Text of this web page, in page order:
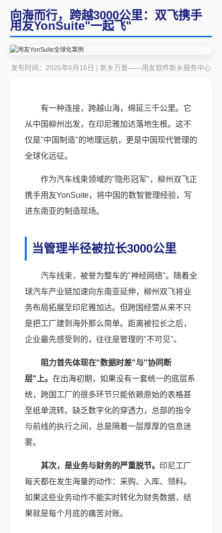
向海而行，跨越3000公里：双飞携手
用友YonSuite"一起飞"
发布时间：2026年6月16日 | 新乡万景——用友软件新乡服务中心
有一种连接，跨越山海，绵延三千公里。它
从中国柳州出发，在印尼雅加达落地生根。这不
仅是"中国制造"的地理远航，更是中国现代管理的
全球化远征。
作为汽车线束领域的"隐形冠军"，柳州双飞正
携手用友YonSuite，将中国的数智管理经验，写
进东南亚的制造现场。
当管理半径被拉长3000公里
汽车线束，被誉为整车的"神经网络"。随着全
球汽车产业链加速向东南亚延伸，柳州双飞将业
务布局拓展至印尼雅加达。但跨国经营从来不只
是把工厂建到海外那么简单。距离被拉长之后，
企业最先感受到的，往往是管理的"不可见"。
阻力首先体现在"数据时差"与"协同断
层"上。 在出海初期，如果没有一套统一的底层系
统，跨国工厂的很多环节只能依赖原始的表格甚
至纸单流转。缺乏数字化的穿透力，总部的指令
与前线的执行之间，总是隔着一层厚厚的信息迷
雾。
其次，是业务与财务的严重脱节。 印尼工厂
每天都在发生海量的动作：采购、入库、领料。
如果这些业务动作不能实时转化为财务数据，结
果就是每个月底的痛苦对账。